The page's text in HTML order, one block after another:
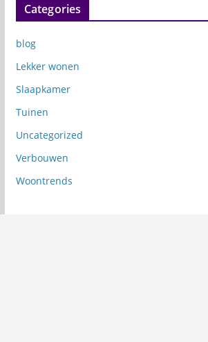
Categories
blog
Lekker wonen
Slaapkamer
Tuinen
Uncategorized
Verbouwen
Woontrends